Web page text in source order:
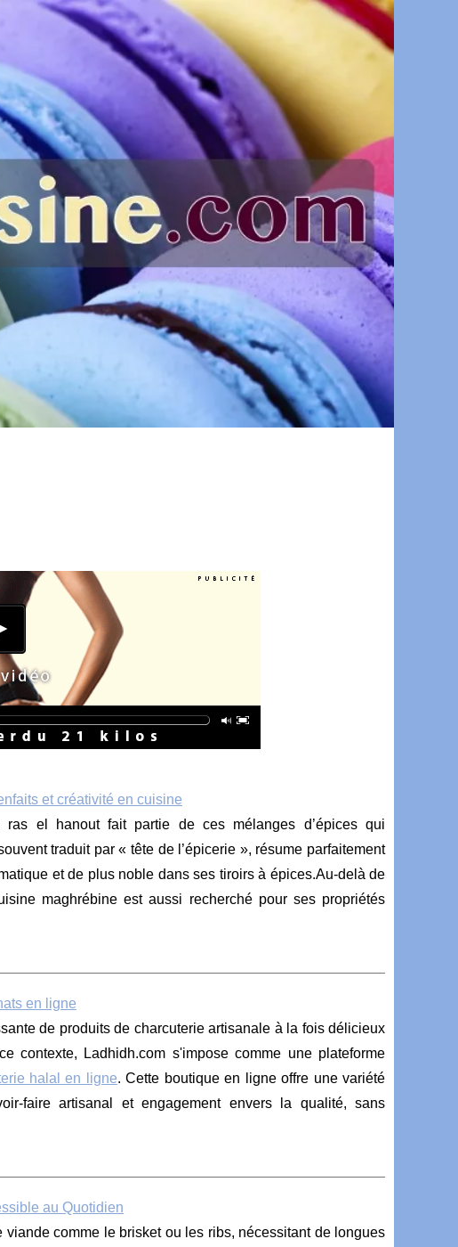
et créativité en cuisine
ras el hanout fait partie de ces mélanges d’épices qui
traduit par « tête de l’épicerie », résume parfaitement
et de plus noble dans ses tiroirs à épices.Au-delà de
maghrébine est aussi recherché pour ses propriétés
en ligne
de produits de charcuterie artisanale à la fois délicieux
contexte, Ladhidh.com s'impose comme une plateforme
halal en ligne. Cette boutique en ligne offre une variété
faire artisanal et engagement envers la qualité, sans
au Quotidien
comme le brisket ou les ribs, nécessitant de longues